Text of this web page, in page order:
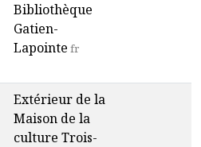
Bibliothèque
Gatien-
Lapointe fr
Extérieur de la
Maison de la
culture Trois-